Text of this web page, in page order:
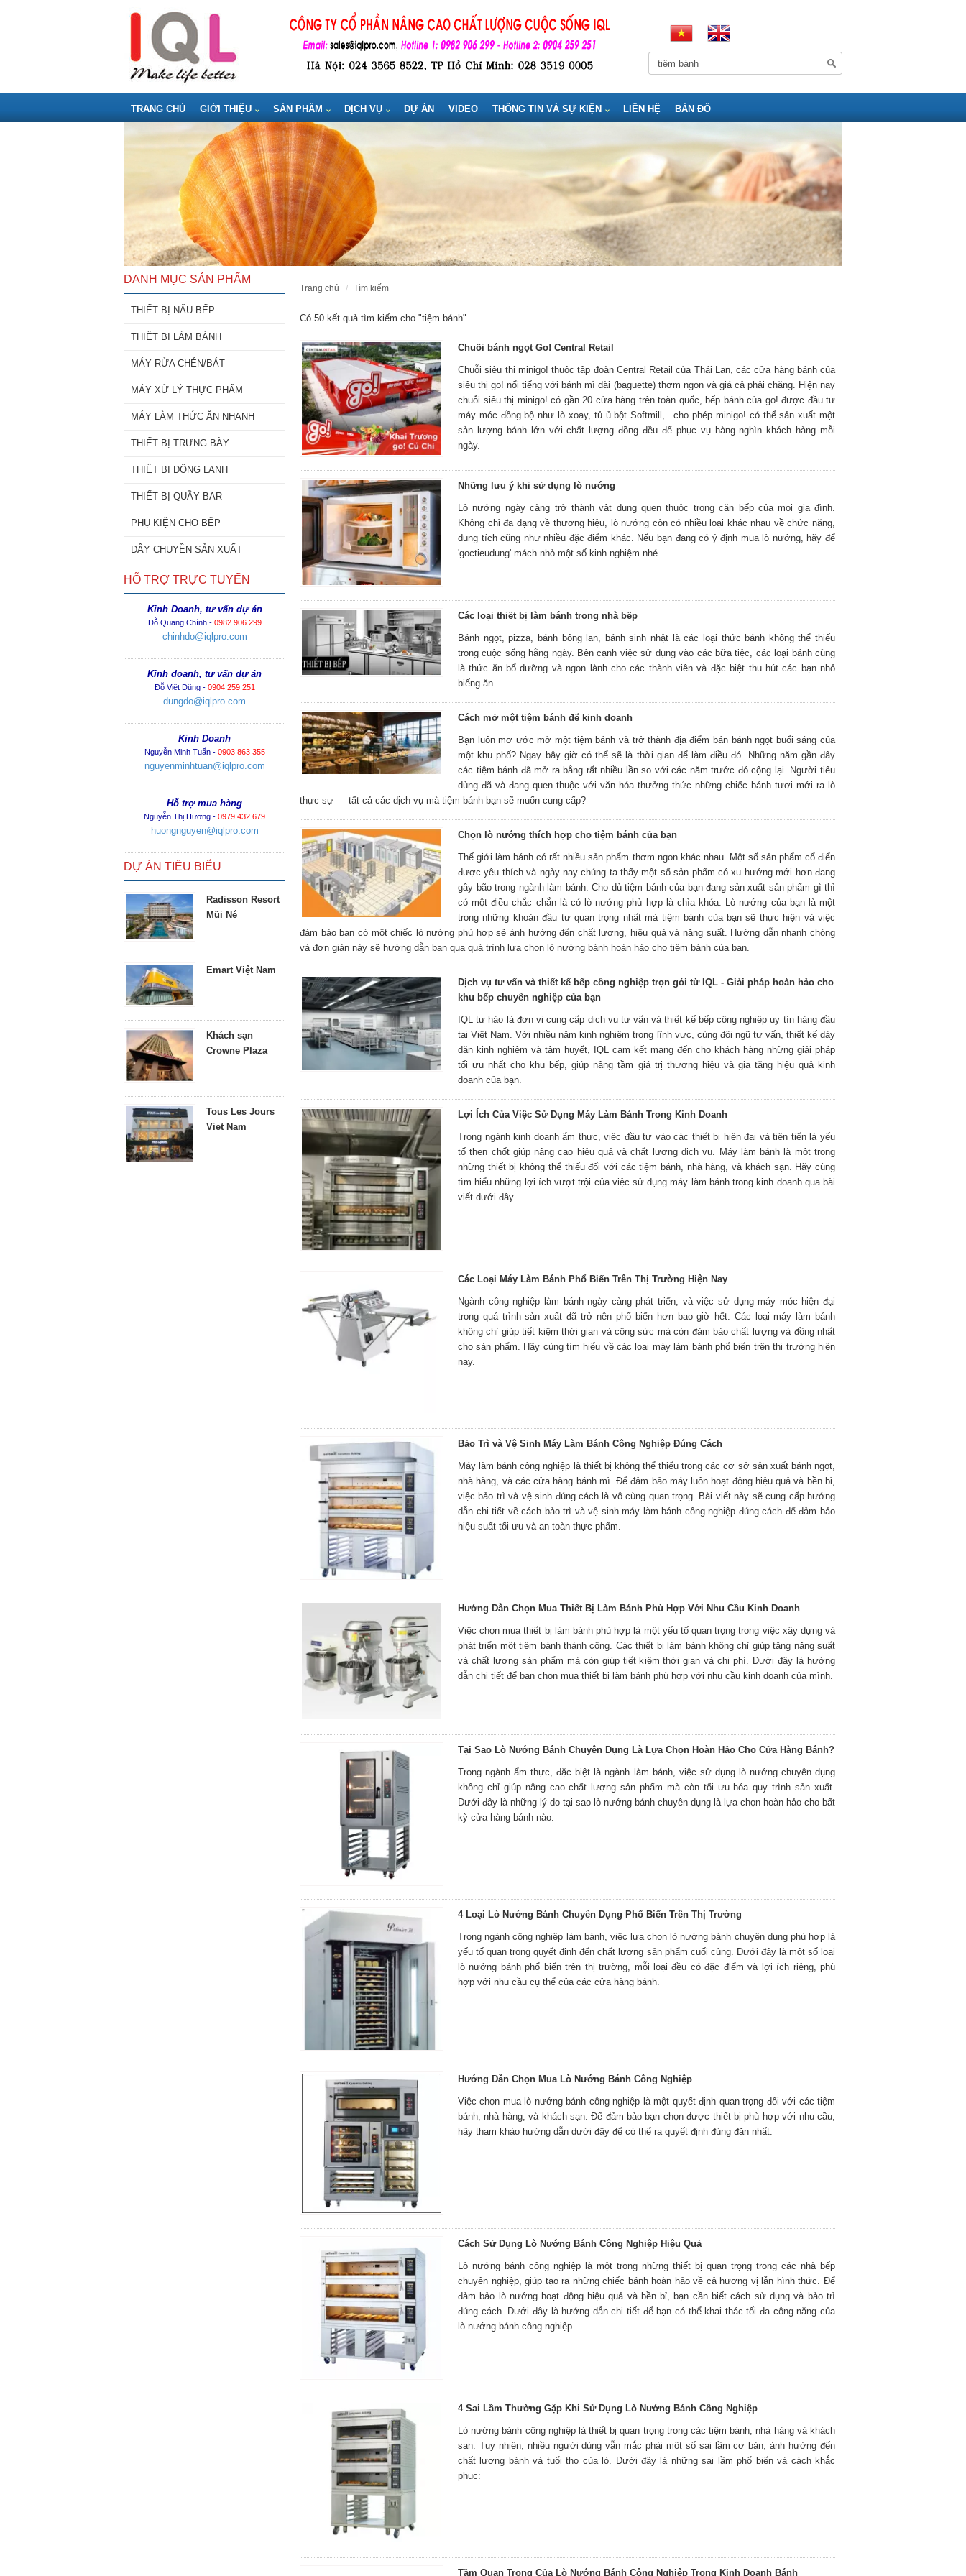
TRANG CHỦ GIỚI THIỆU SẢN PHẨM DỊCH VỤ DỰ ÁN VIDEO THÔNG TIN VÀ SỰ KIỆN LIÊN HỆ BẢN ĐỒ
DANH MỤC SẢN PHẨM
THIẾT BỊ NẤU BẾP
THIẾT BỊ LÀM BÁNH
MÁY RỬA CHÉN/BÁT
MÁY XỬ LÝ THỰC PHẨM
MÁY LÀM THỨC ĂN NHANH
THIẾT BỊ TRƯNG BÀY
THIẾT BỊ ĐÔNG LẠNH
THIẾT BỊ QUẦY BAR
PHỤ KIỆN CHO BẾP
DÂY CHUYỀN SẢN XUẤT
HỖ TRỢ TRỰC TUYẾN
Kinh Doanh, tư vấn dự án
Đỗ Quang Chính - 0982 906 299
chinhdo@iqlpro.com
Kinh doanh, tư vấn dự án
Đỗ Việt Dũng - 0904 259 251
dungdo@iqlpro.com
Kinh Doanh
Nguyễn Minh Tuấn - 0903 863 355
nguyenminhtuan@iqlpro.com
Hỗ trợ mua hàng
Nguyễn Thị Hương - 0979 432 679
huongnguyen@iqlpro.com
DỰ ÁN TIÊU BIỂU
Radisson Resort
Mũi Né
Emart Việt Nam
Khách sạn
Crowne Plaza
Tous Les Jours
Viet Nam
trang chủ tìm kiếm
Có 50 kết quả tìm kiếm cho "tiệm bánh"
Chuối bánh ngọt Go! Central Retail
Chuỗi siêu thị minigo! thuộc tập đoàn Central Retail của Thái Lan, các cửa hàng bánh của
siêu thị go! nổi tiếng với bánh mì dài (baguette) thơm ngon và giá cả phải chăng. Hiện nay
chuỗi siêu thị minigo! có gần 20 cửa hàng trên toàn quốc, bếp bánh của go! được đầu tư
máy móc đồng bộ như lò xoay, tủ ủ bột Softmill,...cho phép minigo! có thể sản xuất một
sản lượng bánh lớn với chất lượng đồng đều để phục vụ hàng nghìn khách hàng mỗi
ngày.
Những lưu ý khi sử dụng lò nướng
Lò nướng ngày càng trở thành vật dụng quen thuộc trong căn bếp của mọi gia đình.
Không chỉ đa dạng về thương hiệu, lò nướng còn có nhiều loại khác nhau về chức năng,
dung tích cũng như nhiều đặc điểm khác. Nếu bạn đang có ý định mua lò nướng, hãy để
'goctieudung' mách nhỏ một số kinh nghiệm nhé.
Các loại thiết bị làm bánh trong nhà bếp
Bánh ngọt, pizza, bánh bông lan, bánh sinh nhật là các loại thức bánh không thể thiếu
trong cuộc sống hằng ngày. Bên cạnh việc sử dụng vào các bữa tiệc, các loại bánh cũng
là thức ăn bổ dưỡng và ngon lành cho các thành viên và đặc biệt thu hút các bạn nhỏ
biếng ăn.
Cách mở một tiệm bánh để kinh doanh
Bạn luôn mơ ước mở một tiệm bánh và trở thành địa điểm bán bánh ngọt buổi sáng của
một khu phố? Ngay bây giờ có thể sẽ là thời gian để làm điều đó. Những năm gần đây
các tiệm bánh đã mở ra bằng rất nhiều lần so với các năm trước đó cộng lại. Người tiêu
dùng đã và đang quen thuộc với văn hóa thưởng thức những chiếc bánh tươi mới ra lò
thực sự — tất cả các dịch vụ mà tiệm bánh bạn sẽ muốn cung cấp?
Chọn lò nướng thích hợp cho tiệm bánh của bạn
Thế giới làm bánh có rất nhiều sản phẩm thơm ngon khác nhau. Một số sản phẩm cổ điển
được yêu thích và ngày nay chúng ta thấy một số sản phẩm có xu hướng mới hơn đang
gây bão trong ngành làm bánh. Cho dù tiệm bánh của bạn đang sản xuất sản phẩm gì thì
có một điều chắc chắn là có lò nướng phù hợp là chìa khóa. Lò nướng của bạn là một
trong những khoản đầu tư quan trọng nhất mà tiệm bánh của bạn sẽ thực hiện và việc
đảm bảo bạn có một chiếc lò nướng phù hợp sẽ ảnh hưởng đến chất lượng, hiệu quả và năng suất. Hướng dẫn nhanh chóng
và đơn giản này sẽ hướng dẫn bạn qua quá trình lựa chọn lò nướng bánh hoàn hảo cho tiệm bánh của bạn.
Dịch vụ tư vấn và thiết kế bếp công nghiệp trọn gói từ IQL - Giải pháp hoàn hảo cho
khu bếp chuyên nghiệp của bạn
IQL tự hào là đơn vị cung cấp dịch vụ tư vấn và thiết kế bếp công nghiệp uy tín hàng đầu
tại Việt Nam. Với nhiều năm kinh nghiệm trong lĩnh vực, cùng đội ngũ tư vấn, thiết kế dày
dặn kinh nghiệm và tâm huyết, IQL cam kết mang đến cho khách hàng những giải pháp
tối ưu nhất cho khu bếp, giúp nâng tầm giá trị thương hiệu và gia tăng hiệu quả kinh
doanh của bạn.
Lợi Ích Của Việc Sử Dụng Máy Làm Bánh Trong Kinh Doanh
Trong ngành kinh doanh ẩm thực, việc đầu tư vào các thiết bị hiện đại và tiên tiến là yếu
tố then chốt giúp nâng cao hiệu quả và chất lượng dịch vụ. Máy làm bánh là một trong
những thiết bị không thể thiếu đối với các tiệm bánh, nhà hàng, và khách sạn. Hãy cùng
tìm hiểu những lợi ích vượt trội của việc sử dụng máy làm bánh trong kinh doanh qua bài
viết dưới đây.
Các Loại Máy Làm Bánh Phổ Biến Trên Thị Trường Hiện Nay
Ngành công nghiệp làm bánh ngày càng phát triển, và việc sử dụng máy móc hiện đại
trong quá trình sản xuất đã trở nên phổ biến hơn bao giờ hết. Các loại máy làm bánh
không chỉ giúp tiết kiệm thời gian và công sức mà còn đảm bảo chất lượng và đồng nhất
cho sản phẩm. Hãy cùng tìm hiểu về các loại máy làm bánh phổ biến trên thị trường hiện
nay.
Bảo Trì và Vệ Sinh Máy Làm Bánh Công Nghiệp Đúng Cách
Máy làm bánh công nghiệp là thiết bị không thể thiếu trong các cơ sở sản xuất bánh ngọt,
nhà hàng, và các cửa hàng bánh mì. Để đảm bảo máy luôn hoạt động hiệu quả và bền bỉ,
việc bảo trì và vệ sinh đúng cách là vô cùng quan trọng. Bài viết này sẽ cung cấp hướng
dẫn chi tiết về cách bảo trì và vệ sinh máy làm bánh công nghiệp đúng cách để đảm bảo
hiệu suất tối ưu và an toàn thực phẩm.
Hướng Dẫn Chọn Mua Thiết Bị Làm Bánh Phù Hợp Với Nhu Cầu Kinh Doanh
Việc chọn mua thiết bị làm bánh phù hợp là một yếu tố quan trọng trong việc xây dựng và
phát triển một tiệm bánh thành công. Các thiết bị làm bánh không chỉ giúp tăng năng suất
và chất lượng sản phẩm mà còn giúp tiết kiệm thời gian và chi phí. Dưới đây là hướng
dẫn chi tiết để bạn chọn mua thiết bị làm bánh phù hợp với nhu cầu kinh doanh của mình.
Tại Sao Lò Nướng Bánh Chuyên Dụng Là Lựa Chọn Hoàn Hảo Cho Cửa Hàng Bánh?
Trong ngành ẩm thực, đặc biệt là ngành làm bánh, việc sử dụng lò nướng chuyên dụng
không chỉ giúp nâng cao chất lượng sản phẩm mà còn tối ưu hóa quy trình sản xuất.
Dưới đây là những lý do tại sao lò nướng bánh chuyên dụng là lựa chọn hoàn hảo cho bất
kỳ cửa hàng bánh nào.
4 Loại Lò Nướng Bánh Chuyên Dụng Phổ Biến Trên Thị Trường
Trong ngành công nghiệp làm bánh, việc lựa chọn lò nướng bánh chuyên dụng phù hợp là
yếu tố quan trọng quyết định đến chất lượng sản phẩm cuối cùng. Dưới đây là một số loại
lò nướng bánh phổ biến trên thị trường, mỗi loại đều có đặc điểm và lợi ích riêng, phù
hợp với nhu cầu cụ thể của các cửa hàng bánh.
Hướng Dẫn Chọn Mua Lò Nướng Bánh Công Nghiệp
Việc chọn mua lò nướng bánh công nghiệp là một quyết định quan trọng đối với các tiệm
bánh, nhà hàng, và khách sạn. Để đảm bảo bạn chọn được thiết bị phù hợp với nhu cầu,
hãy tham khảo hướng dẫn dưới đây để có thể ra quyết định đúng đăn nhất.
Cách Sử Dụng Lò Nướng Bánh Công Nghiệp Hiệu Quả
Lò nướng bánh công nghiệp là một trong những thiết bị quan trọng trong các nhà bếp
chuyên nghiệp, giúp tạo ra những chiếc bánh hoàn hảo về cả hương vị lẫn hình thức. Để
đảm bảo lò nướng hoạt động hiệu quả và bền bỉ, bạn cần biết cách sử dụng và bảo trì
đúng cách. Dưới đây là hướng dẫn chi tiết để bạn có thể khai thác tối đa công năng của
lò nướng bánh công nghiệp.
4 Sai Lầm Thường Gặp Khi Sử Dụng Lò Nướng Bánh Công Nghiệp
Lò nướng bánh công nghiệp là thiết bị quan trọng trong các tiệm bánh, nhà hàng và khách
sạn. Tuy nhiên, nhiều người dùng vẫn mắc phải một số sai lầm cơ bản, ảnh hưởng đến
chất lượng bánh và tuổi thọ của lò. Dưới đây là những sai lầm phổ biến và cách khắc
phục:
Tầm Quan Trọng Của Lò Nướng Bánh Công Nghiệp Trong Kinh Doanh Bánh